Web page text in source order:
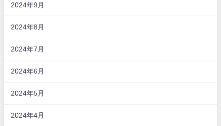
2024年9月
2024年8月
2024年7月
2024年6月
2024年5月
2024年4月